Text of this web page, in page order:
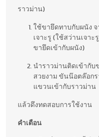
ราวม่าน)
ใช้ขายึดทาบกับผนัง
เจาะรู (ใช้สว่านเจา
ขายึดเข้ากับผนัง)
นำราวม่านติดเข้ากับ
สวยงาม ขันน๊อตล๊อก
แขวนเข้ากับราวม่าน
แล้วดึงทดสอบการใช้งาน
คำเตือน